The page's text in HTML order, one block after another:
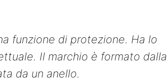
funzione di protezione. Ha lo
Il marchio è formato dalla
da un anello.